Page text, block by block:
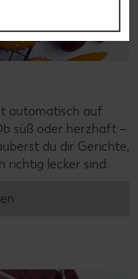
automatisch auf
süß oder herzhaft –
du dir Gerichte,
richtig lecker sind.